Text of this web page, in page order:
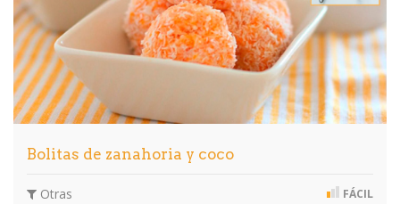
Bolitas de zanahoria y coco
Otras FÁCIL